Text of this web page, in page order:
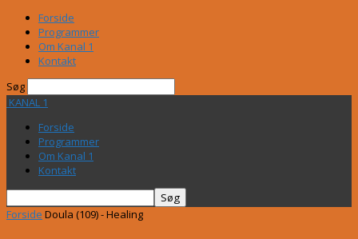
Forside
Programmer
Om Kanal 1
Kontakt
Søg
KANAL 1
Forside
Programmer
Om Kanal 1
Kontakt
Forside Doula (109) - Healing